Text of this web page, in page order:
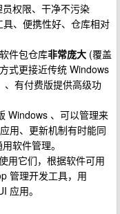
权限、干净不污染
、便携性好、仓库相对
件包仓库非常庞大 (覆盖
式更接近传统 Windows
、有付费版提供高级功
Windows 、可以管理来
用、更新机制有时能同
软件管理。
用它们，根据软件可用
管理开发工具，用
应用。